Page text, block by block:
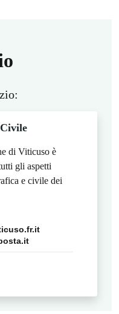
di Viticuso è
gli aspetti
e civile dei